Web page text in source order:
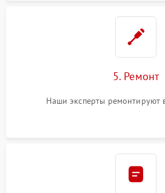
5. Ремонт
Наши эксперты ремонтируют